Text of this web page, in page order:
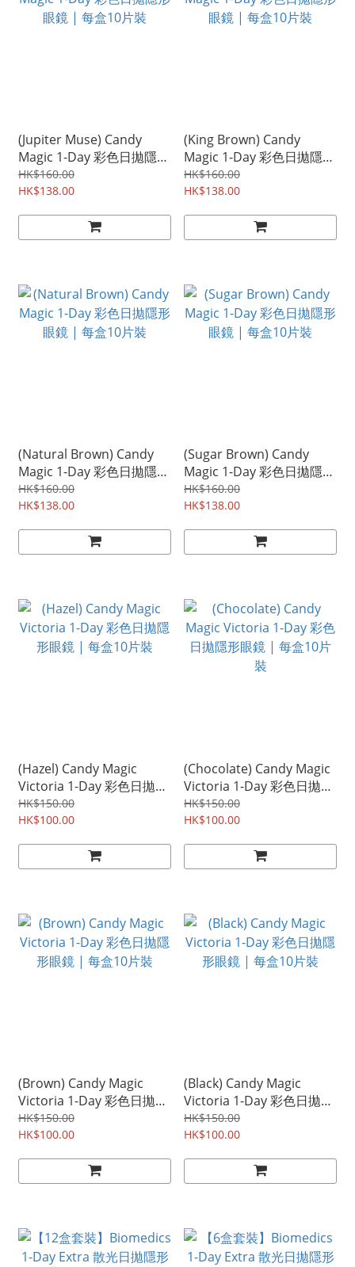
(Jupiter Muse) Candy
Magic 1-Day 彩色日拋隱形
眼鏡 | 每盒10片裝
HK$160.00
HK$138.00
(King Brown) Candy
Magic 1-Day 彩色日拋隱形
眼鏡 | 每盒10片裝
HK$160.00
HK$138.00
(Natural Brown) Candy
Magic 1-Day 彩色日拋隱形
眼鏡 | 每盒10片裝
HK$160.00
HK$138.00
(Sugar Brown) Candy
Magic 1-Day 彩色日拋隱形
眼鏡 | 每盒10片裝
HK$160.00
HK$138.00
(Hazel) Candy Magic
Victoria 1-Day 彩色日拋隱
形眼鏡 | 每盒10片裝
HK$150.00
HK$100.00
(Chocolate) Candy Magic
Victoria 1-Day 彩色日拋隱
形眼鏡 | 每盒10片裝
HK$150.00
HK$100.00
(Brown) Candy Magic
Victoria 1-Day 彩色日拋隱
形眼鏡 | 每盒10片裝
HK$150.00
HK$100.00
(Black) Candy Magic
Victoria 1-Day 彩色日拋隱
形眼鏡 | 每盒10片裝
HK$150.00
HK$100.00